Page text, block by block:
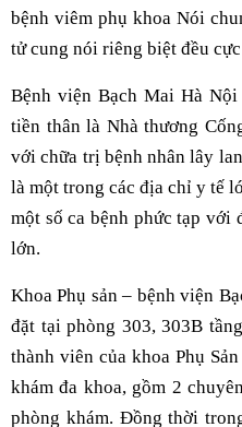
bệnh viêm phụ khoa Nói
tử cung nói riêng biệt đều
Bệnh viện Bạch Mai Hà
tiền thân là Nhà thương
với chữa trị bệnh nhân lây
là một trong các địa chỉ y tế
một số ca bệnh phức tạp
lớn.
Khoa Phụ sản – bệnh viện
đặt tại phòng 303, 303B
thành viên của khoa Phụ
khám đa khoa, gồm 2
phòng khám. Đồng thời